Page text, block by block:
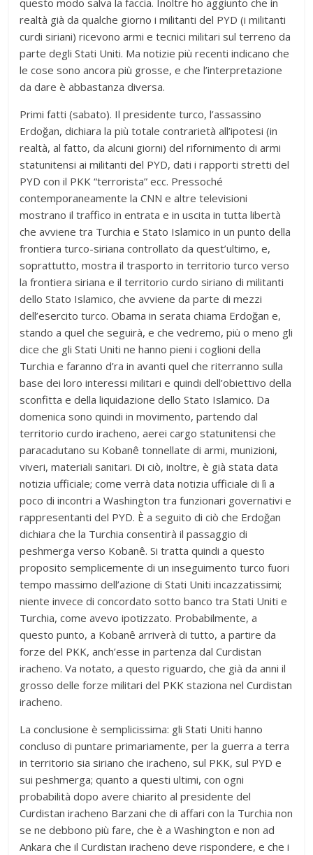
questo modo salva la faccia. Inoltre ho aggiunto che in
realtà già da qualche giorno i militanti del PYD (i militanti
curdi siriani) ricevono armi e tecnici militari sul terreno da
parte degli Stati Uniti. Ma notizie più recenti indicano che
le cose sono ancora più grosse, e che l’interpretazione
da dare è abbastanza diversa.
Primi fatti (sabato). Il presidente turco, l’assassino
Erdoğan, dichiara la più totale contrarietà all’ipotesi (in
realtà, al fatto, da alcuni giorni) del rifornimento di armi
statunitensi ai militanti del PYD, dati i rapporti stretti del
PYD con il PKK “terrorista” ecc. Pressoché
contemporaneamente la CNN e altre televisioni
mostrano il traffico in entrata e in uscita in tutta libertà
che avviene tra Turchia e Stato Islamico in un punto della
frontiera turco-siriana controllato da quest’ultimo, e,
soprattutto, mostra il trasporto in territorio turco verso
la frontiera siriana e il territorio curdo siriano di militanti
dello Stato Islamico, che avviene da parte di mezzi
dell’esercito turco. Obama in serata chiama Erdoğan e,
stando a quel che seguirà, e che vedremo, più o meno gli
dice che gli Stati Uniti ne hanno pieni i coglioni della
Turchia e faranno d’ra in avanti quel che riterranno sulla
base dei loro interessi militari e quindi dell’obiettivo della
sconfitta e della liquidazione dello Stato Islamico. Da
domenica sono quindi in movimento, partendo dal
territorio curdo iracheno, aerei cargo statunitensi che
paracadutano su Kobanê tonnellate di armi, munizioni,
viveri, materiali sanitari. Di ciò, inoltre, è già stata data
notizia ufficiale; come verrà data notizia ufficiale di lì a
poco di incontri a Washington tra funzionari governativi e
rappresentanti del PYD. È a seguito di ciò che Erdoğan
dichiara che la Turchia consentirà il passaggio di
peshmerga verso Kobanê. Si tratta quindi a questo
proposito semplicemente di un inseguimento turco fuori
tempo massimo dell’azione di Stati Uniti incazzatissimi;
niente invece di concordato sotto banco tra Stati Uniti e
Turchia, come avevo ipotizzato. Probabilmente, a
questo punto, a Kobanê arriverà di tutto, a partire da
forze del PKK, anch’esse in partenza dal Curdistan
iracheno. Va notato, a questo riguardo, che già da anni il
grosso delle forze militari del PKK staziona nel Curdistan
iracheno.
La conclusione è semplicissima: gli Stati Uniti hanno
concluso di puntare primariamente, per la guerra a terra
in territorio sia siriano che iracheno, sul PKK, sul PYD e
sui peshmerga; quanto a questi ultimi, con ogni
probabilità dopo avere chiarito al presidente del
Curdistan iracheno Barzani che di affari con la Turchia non
se ne debbono più fare, che è a Washington e non ad
Ankara che il Curdistan iracheno deve rispondere, e che i